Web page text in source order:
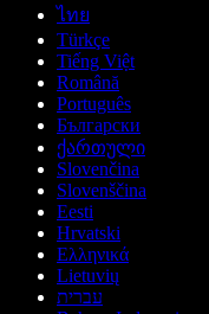
ไทย
Türkçe
Tiếng Việt
Română
Português
Български
ქართული
Slovenčina
Slovenščina
Eesti
Hrvatski
Ελληνικά
Lietuvių
עברית